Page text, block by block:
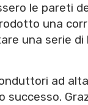
le pareti
una
una serie
ad